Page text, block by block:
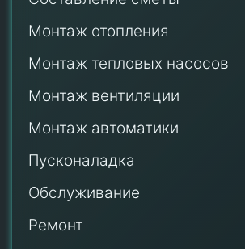
Монтаж отопления
Монтаж тепловых насосов
Монтаж вентиляции
Монтаж автоматики
Пусконаладка
Обслуживание
Ремонт